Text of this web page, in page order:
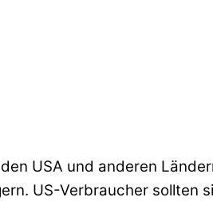
USA und anderen
US-Verbraucher sollten